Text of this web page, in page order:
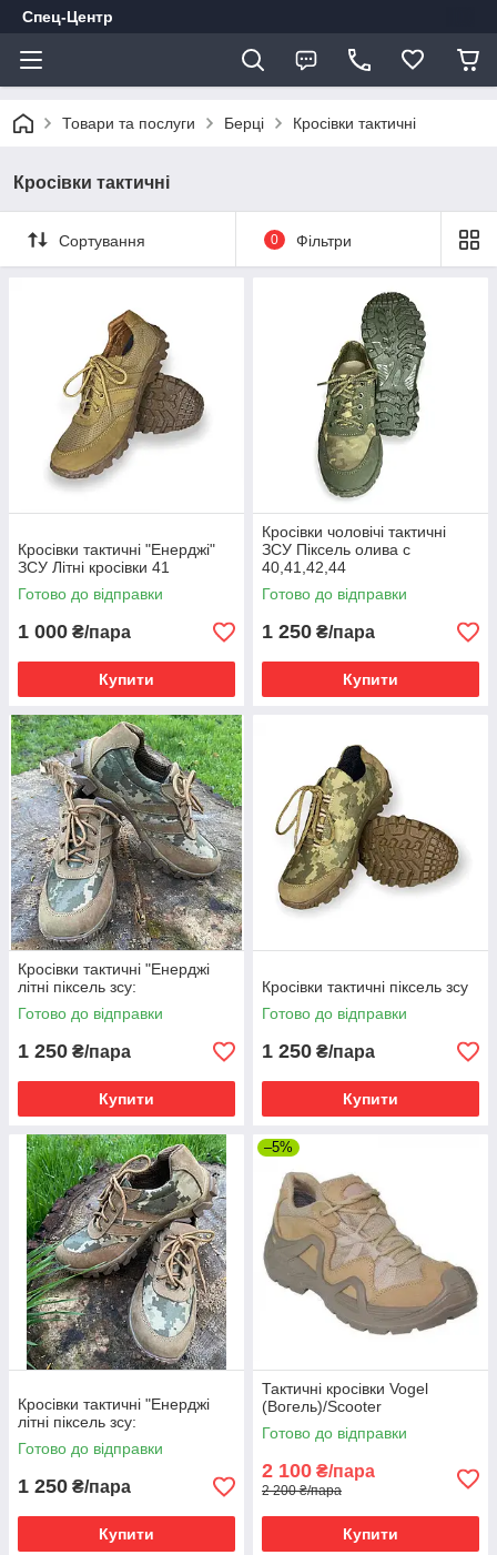
Спец-Центр
Товари та послуги Берці Кросівки тактичні
Кросівки тактичні
Сортування 0 Фільтри
Кросівки тактичні "Енерджі"
ЗСУ Літні кросівки 41
Готово до відправки
1 000 ₴/пара
Купити
Кросівки чоловічі тактичні
ЗСУ Піксель олива с
40,41,42,44
Готово до відправки
1 250 ₴/пара
Купити
Кросівки тактичні "Енерджі
літні піксель зсу:
Готово до відправки
1 250 ₴/пара
Купити
Кросівки тактичні піксель зсу
Готово до відправки
1 250 ₴/пара
Купити
Кросівки тактичні "Енерджі
літні піксель зсу:
Готово до відправки
1 250 ₴/пара
Купити
–5%
Тактичні кросівки Vogel
(Вогель)/Scooter
Готово до відправки
2 100 ₴/пара
2 200 ₴/пара
Купити